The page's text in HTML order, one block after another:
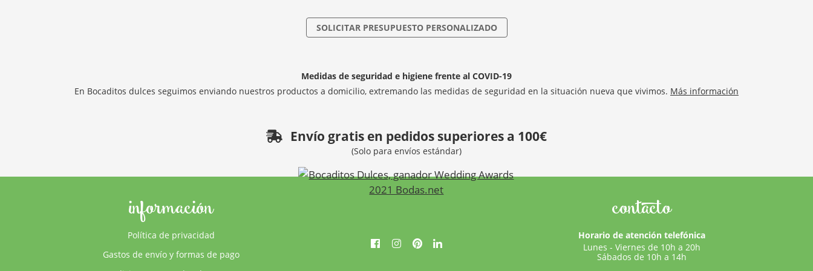
SOLICITAR PRESUPUESTO PERSONALIZADO
Medidas de seguridad e higiene frente al COVID-19
En Bocaditos dulces seguimos enviando nuestros productos a domicilio, extremando las medidas de seguridad en la situación nueva que vivimos. Más información
Envío gratis en pedidos superiores a 100€
(Solo para envíos estándar)
información
Política de privacidad
Gastos de envío y formas de pago
contacto
Horario de atención telefónica
Lunes - Viernes de 10h a 20h
Sábados de 10h a 14h